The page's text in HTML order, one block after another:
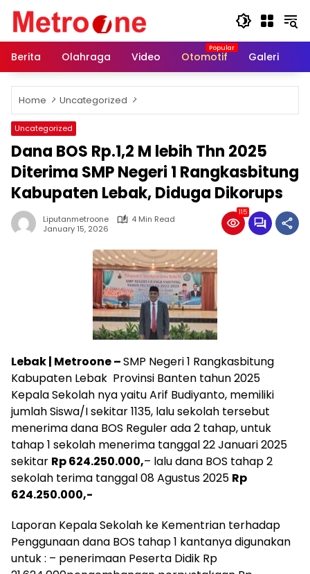
content
Berita
Olahraga Video Otomotif Galeri
Home Uncategorized
Uncategorized
Dana BOS Rp.1,2 M lebih Thn 2025
Diterima SMP Negeri 1 Rangkasbitung
Kabupaten Lebak, Diduga Dikorups
Liputanmetroone
4 Min Read
January 15, 2026
115
Lebak | Metroone –SMP Negeri 1 Rangkasbitung
Kabupaten Lebak Provinsi Banten tahun 2025
Kepala Sekolah nya yaitu Arif Budiyanto, memiliki
jumlah Siswa/I sekitar 1135, lalu sekolah tersebut
menerima dana BOS Reguler ada 2 tahap, untuk
tahap 1 sekolah menerima tanggal 22 Januari 2025
sekitar Rp 624.250.000,– lalu dana BOS tahap 2
sekolah terima tanggal 08 Agustus 2025 Rp
624.250.000,-
Laporan Kepala Sekolah ke Kementrian terhadap
Penggunaan dana BOS tahap 1 kantanya digunakan
untuk : – penerimaan Peserta Didik Rp